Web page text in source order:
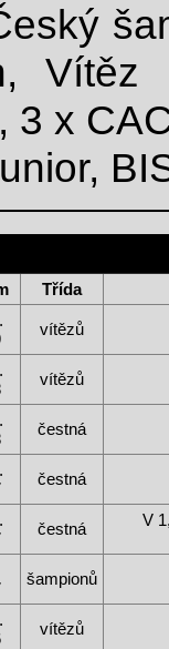
3 x
Třída
vítězů
vítězů
čestná
čestná
čestná V
šampionů
vítězů